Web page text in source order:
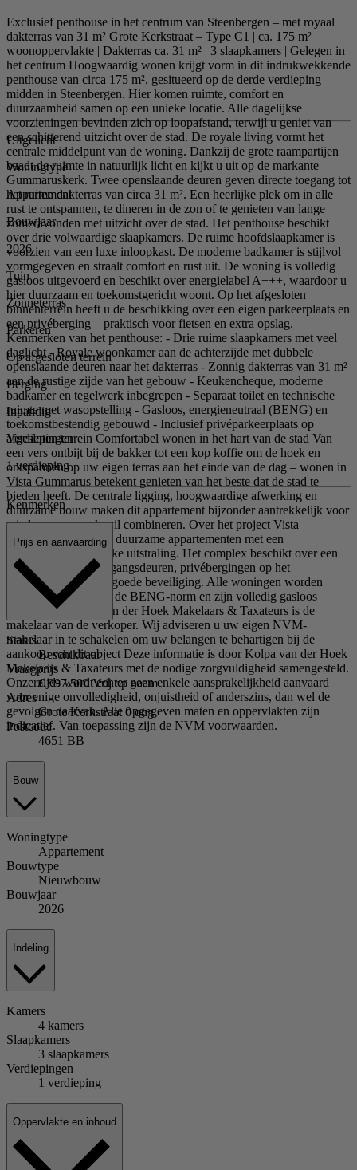
Exclusief penthouse in het centrum van Steenbergen – met royaal
dakterras van 31 m² Grote Kerkstraat – Type C1 | ca. 175 m²
woonoppervlakte | Dakterras ca. 31 m² | 3 slaapkamers | Gelegen in
het centrum Hoogwaardig wonen krijgt vorm in dit indrukwekkende
penthouse van circa 175 m², gesitueerd op de derde verdieping
midden in Steenbergen. Hier komen ruimte, comfort en
duurzaamheid samen op een unieke locatie. Alle dagelijkse
voorzieningen bevinden zich op loopafstand, terwijl u geniet van
een schitterend uitzicht over de stad. De royale living vormt het
centrale middelpunt van de woning. Dankzij de grote raampartijen
baadt de ruimte in natuurlijk licht en kijkt u uit op de markante
Gummaruskerk. Twee openslaande deuren geven directe toegang tot
het ruime dakterras van circa 31 m². Een heerlijke plek om in alle
rust te ontspannen, te dineren in de zon of te genieten van lange
zomeravonden met uitzicht over de stad. Het penthouse beschikt
over drie volwaardige slaapkamers. De ruime hoofdslaapkamer is
voorzien van een luxe inloopkast. De moderne badkamer is stijlvol
vormgegeven en straalt comfort en rust uit. De woning is volledig
gasloos uitgevoerd en beschikt over energielabel A+++, waardoor u
hier duurzaam en toekomstgericht woont. Op het afgesloten
binnenterrein heeft u de beschikking over een eigen parkeerplaats en
een privéberging – praktisch voor fietsen en extra opslag.
Kenmerken van het penthouse: - Drie ruime slaapkamers met veel
daglicht - Royale woonkamer aan de achterzijde met dubbele
openslaande deuren naar het dakterras - Zonnig dakterras van 31 m²
aan de rustige zijde van het gebouw - Keukencheque, moderne
badkamer en tegelwerk inbegrepen - Separaat toilet en technische
ruimte met wasopstelling - Gasloos, energieneutraal (BENG) en
toekomstbestendig gebouwd - Inclusief privéparkeerplaats op
afgesloten terrein Comfortabel wonen in het hart van de stad Van
een vers ontbijt bij de bakker tot een kop koffie om de hoek en
ontspannen op uw eigen terras aan het einde van de dag – wonen in
Vista Gummarus betekent genieten van het beste dat de stad te
bieden heeft. De centrale ligging, hoogwaardige afwerking en
duurzame bouw maken dit appartement bijzonder aantrekkelijk voor
wie luxe en gemak wil combineren. Over het project Vista
Gummarus omvat 13 duurzame appartementen met een
karaktervolle, klassieke uitstraling. Het complex beschikt over een
lift, automatische toegangsdeuren, privébergingen op het
binnenterrein en een goede beveiliging. Alle woningen worden
gerealiseerd conform de BENG-norm en zijn volledig gasloos
uitgevoerd. Kolpa van der Hoek Makelaars & Taxateurs is de
makelaar van de verkoper. Wij adviseren u uw eigen NVM-
makelaar in te schakelen om uw belangen te behartigen bij de
aankoop van dit object Deze informatie is door Kolpa van der Hoek
Makelaars & Taxateurs met de nodige zorgvuldigheid samengesteld.
Onzerzijds wordt echter geen enkele aansprakelijkheid aanvaard
voor enige onvolledigheid, onjuistheid of anderszins, dan wel de
gevolgen daarvan. Alle opgegeven maten en oppervlakten zijn
indicatief. Van toepassing zijn de NVM voorwaarden.
Uitgelicht
Woningtype
Appartement
Bouwjaar
2026
Tuin
Zonneterras
Parkeren
Op afgesloten terrein
Berging
Inpandig
Verdiepingen
1 verdieping
Kenmerken
Prijs en aanvaarding
Status
Beschikbaar
Vraagprijs
€ 897.500 Vrij op naam
Adres
Grote Kerkstraat 0 ong
Postcode
4651 BB
Bouw
Woningtype
Appartement
Bouwtype
Nieuwbouw
Bouwjaar
2026
Indeling
Kamers
4 kamers
Slaapkamers
3 slaapkamers
Verdiepingen
1 verdieping
Oppervlakte en inhoud